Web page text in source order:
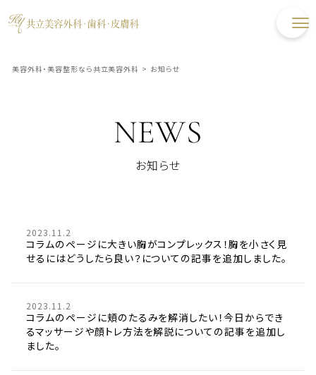
美容外科・美容整形なら共立美容外科 > お知らせ
NEWS
お知らせ
2023.11.2
コラムのページに大きい胸がコンプレックス！胸を小さく見
せるにはどうしたら良い？についての記事を追加しました。
2023.11.2
コラムのページに頬のたるみを解消したい！今日からでき
るマッサージや顔トレ方法を解説についての記事を追加し
ました。